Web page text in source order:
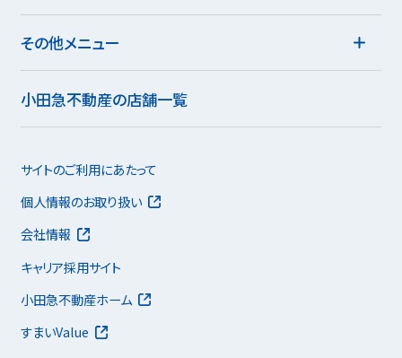
その他メニュー
小田急不動産の店舗一覧
サイトのご利用にあたって
個人情報のお取り扱い
会社情報
キャリア採用サイト
小田急不動産ホーム
すまいValue